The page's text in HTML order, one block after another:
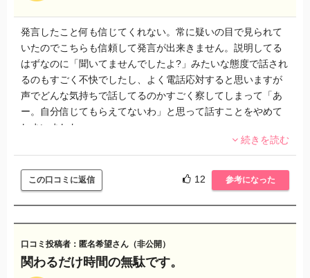
発言したこと何も信じてくれない。常に疑いの目で見られて
いたのでこちらも信頼して発言が出来きません。説明してる
はずなのに「聞いてませんでしたよ?」みたいな態度で話され
るのもすごく不快でしたし、よく電話応対すると思いますが
声でどんな気持ちで話してるのかすごく察してしまって「あ
ー。自分信じてもらえてないわ」と思って話すことをやめて
しまいました。
疑いの目ももちろん大切だとは思いますが、態度に出すのは
違うかと思います。また、紹介された会社はいいところなの
に派遣先がこうゆう感じだと辞めたくなります。正直関わり
たくないとまで思ってしまいます。
労働者の立場として言える口ではないですが自分も人間で
す。色んな感情持ちます。嬉しい怒る意外に傷つくことだっ
てあるので少し考えて欲しかったです。
自分が担当してた方は「自分の方が頑張ってる」「自分が紹
介してあげた」「自分のおかげで」「自分の言ってることが
続きを読む
この口コミに返信 12 参考になった
口コミ投稿者：匿名希望さん（非公開）
関わるだけ時間の無駄です。